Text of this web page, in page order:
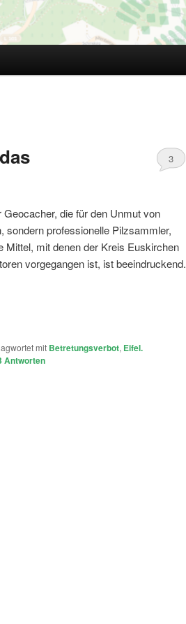
3
die für den Unmut von
sondern professionelle Pilzsammler,
Mittel, mit denen der Kreis Euskirchen
vorgegangen ist, ist beeindruckend.
mit Betretungsverbot, Eifel.
Antworten